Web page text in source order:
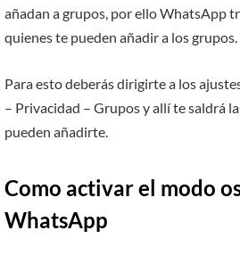
añadan a grupos, por ello WhatsApp
quienes te pueden añadir a los grupos.
Para esto deberás dirigirte a los
– Privacidad – Grupos y allí te saldrá
pueden añadirte.
Como activar el modo
WhatsApp